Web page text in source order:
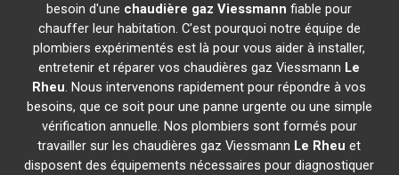
besoin d'une chaudière gaz Viessmann fiable pour
chauffer leur habitation. C'est pourquoi notre équipe de
plombiers expérimentés est là pour vous aider à installer,
entretenir et réparer vos chaudières gaz Viessmann Le
Rheu. Nous intervenons rapidement pour répondre à vos
besoins, que ce soit pour une panne urgente ou une simple
vérification annuelle. Nos plombiers sont formés pour
travailler sur les chaudières gaz Viessmann Le Rheu et
disposent des équipements nécessaires pour diagnostiquer